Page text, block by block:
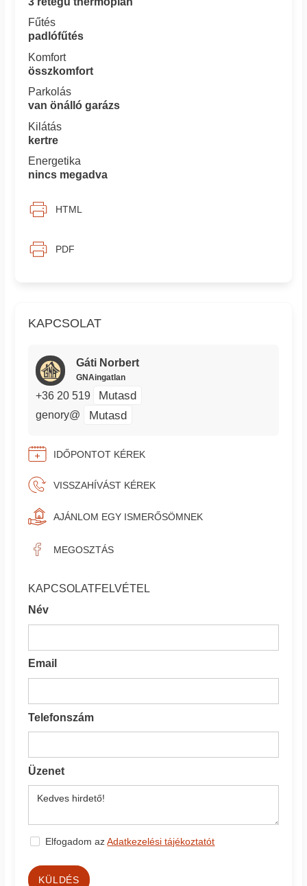
KAPCSOLAT
Gáti Norbert
GNAingatlan
+36 20 519 Mutasd
genory@ Mutasd
IDŐPONTOT KÉREK
VISSZAHÍVÁST KÉREK
AJÁNLOM EGY ISMERŐSÖMNEK
MEGOSZTÁS
KAPCSOLATFELVÉTEL
Név
Email
Telefonszám
Üzenet
Elfogadom azAdatkezelési tájékoztatót
KÜLDÉS
Fűtés
padlófűtés
Komfort
összkomfort
Parkolás
van önálló garázs
Kilátás
kertre
Energetika
nincs megadva
HTML
PDF